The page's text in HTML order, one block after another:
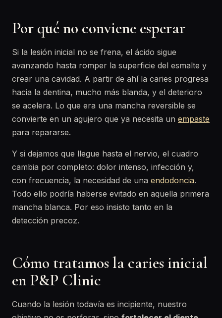
Por qué no conviene esperar
Si la lesión inicial no se frena, el ácido sigue
avanzando hasta romper la superficie del esmalte y
crear una cavidad. A partir de ahí la caries progresa
hacia la dentina, mucho más blanda, y el deterioro
se acelera. Lo que era una mancha reversible se
convierte en un agujero que ya necesita un empaste
para repararse.
Y si dejamos que llegue hasta el nervio, el cuadro
cambia por completo: dolor intenso, infección y,
con frecuencia, la necesidad de una endodoncia.
Todo ello podría haberse evitado en aquella primera
mancha blanca. Por eso insisto tanto en la
detección precoz.
Cómo tratamos la caries inicial
en P&P Clinic
Cuando la lesión todavía es incipiente, nuestro